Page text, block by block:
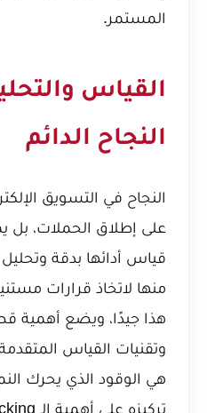
المستمر.
القياس
النجاح الدائم
النجاح في التسويق
على إطلاق الحملات، بل
قياس أدائها بدقة وتحليل
منها لاتخاذ قرارات
هذا جيدًا، ويضع أهمية
وتقنيات القياس
هي الوقود الذي يحرك
تركيزه على